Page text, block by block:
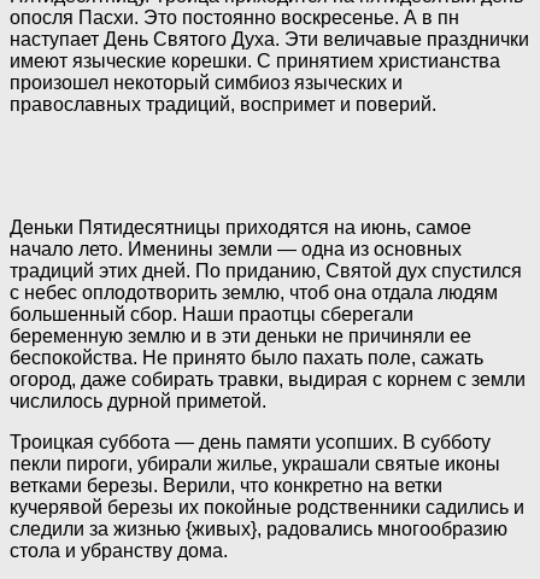
опосля Пасхи. Это постоянно воскресенье. А в пн
наступает День Святого Духа. Эти величавые празднички
имеют языческие корешки. С принятием христианства
произошел некоторый симбиоз языческих и
православных традиций, воспримет и поверий.
Деньки Пятидесятницы приходятся на июнь, самое
начало лето. Именины земли — одна из основных
традиций этих дней. По приданию, Святой дух спустился
с небес оплодотворить землю, чтоб она отдала людям
большенный сбор. Наши праотцы сберегали
беременную землю и в эти деньки не причиняли ее
беспокойства. Не принято было пахать поле, сажать
огород, даже собирать травки, выдирая с корнем с земли
числилось дурной приметой.
Троицкая суббота — день памяти усопших. В субботу
пекли пироги, убирали жилье, украшали святые иконы
ветками березы. Верили, что конкретно на ветки
кучерявой березы их покойные родственники садились и
следили за жизнью {живых}, радовались многообразию
стола и убранству дома.